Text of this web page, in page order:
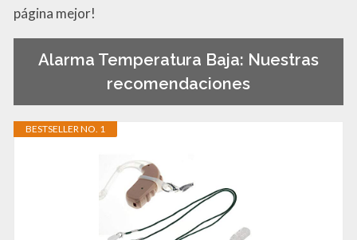
página mejor!
Alarma Temperatura Baja: Nuestras
recomendaciones
BESTSELLER NO. 1